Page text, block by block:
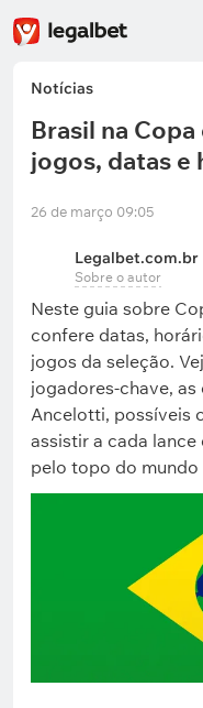
Notícias
Brasil na
jogos, datas e
26 de março 09:05
Legalbet.com.br
Sobre o autor
Neste guia sobre
confere datas,
jogos da seleção.
jogadores-chave,
Ancelotti, possíveis
assistir a cada lance
pelo topo do